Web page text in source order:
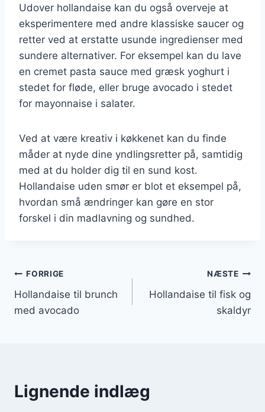
Udover hollandaise kan du også overveje at
eksperimentere med andre klassiske saucer og
retter ved at erstatte usunde ingredienser med
sundere alternativer. For eksempel kan du lave
en cremet pasta sauce med græsk yoghurt i
stedet for fløde, eller bruge avocado i stedet
for mayonnaise i salater.
Ved at være kreativ i køkkenet kan du finde
måder at nyde dine yndlingsretter på, samtidig
med at du holder dig til en sund kost.
Hollandaise uden smør er blot et eksempel på,
hvordan små ændringer kan gøre en stor
forskel i din madlavning og sundhed.
Indlægsnavigation
FORRIGE
Hollandaise til brunch
med avocado
NÆSTE
Hollandaise til fisk og
skaldyr
Lignende indlæg